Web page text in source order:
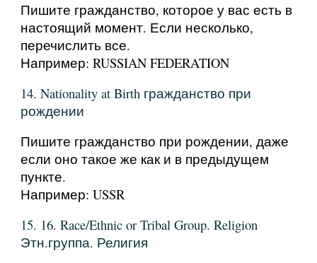
Пишите гражданство, которое у вас есть в
настоящий момент. Если несколько,
перечислить все.
Например: RUSSIAN FEDERATION
14. Nationality at Birth гражданство при
рождении
Пишите гражданство при рождении, даже
если оно такое же как и в предыдущем
пункте.
Например: USSR
15. 16. Race/Ethnic or Tribal Group. Religion
Этн.группа. Религия